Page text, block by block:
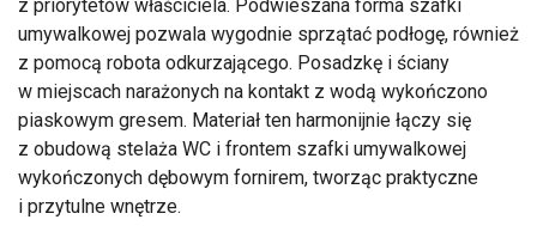
z priorytetów właściciela. Podwieszana forma szafki
umywalkowej pozwala wygodnie sprzątać podłogę, również
z pomocą robota odkurzającego. Posadzkę i ściany
w miejscach narażonych na kontakt z wodą wykończono
piaskowym gresem. Materiał ten harmonijnie łączy się
z obudową stelaża WC i frontem szafki umywalkowej
wykończonych dębowym fornirem, tworząc praktyczne
i przytulne wnętrze.